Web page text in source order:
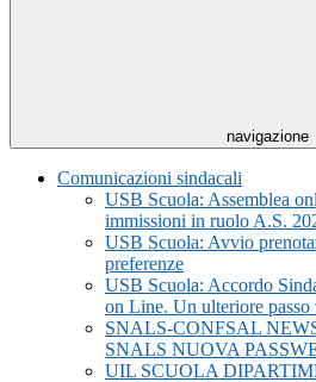
navigazione
Comunicazioni sindacali
USB Scuola: Assemblea
immissioni in ruolo A.S.
USB Scuola: Avvio
preferenze
USB Scuola: Accordo
on Line. Un ulteriore
SNALS-CONFSAL
SNALS NUOVA
UIL SCUOLA